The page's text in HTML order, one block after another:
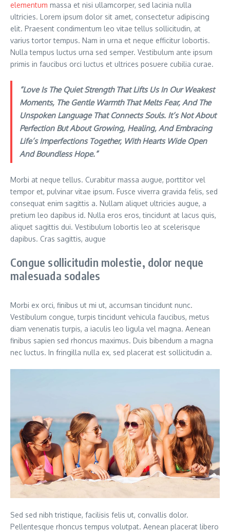
elementum massa et nisi ullamcorper, sed lacinia nulla
ultricies. Lorem ipsum dolor sit amet, consectetur adipiscing
elit. Praesent condimentum leo vitae tellus sollicitudin, at
varius tortor tempus. Nam in urna et neque efficitur lobortis.
Nulla tempus luctus urna sed semper. Vestibulum ante ipsum
primis in faucibus orci luctus et ultrices posuere cubilia curae.
“Love Is The Quiet Strength That Lifts Us In Our Weakest
Moments, The Gentle Warmth That Melts Fear, And The
Unspoken Language That Connects Souls. It’s Not About
Perfection But About Growing, Healing, And Embracing
Life’s Imperfections Together, With Hearts Wide Open
And Boundless Hope.”
Morbi at neque tellus. Curabitur massa augue, porttitor vel
tempor et, pulvinar vitae ipsum. Fusce viverra gravida felis, sed
consequat enim sagittis a. Nullam aliquet ultricies augue, a
pretium leo dapibus id. Nulla eros eros, tincidunt at lacus quis,
aliquet sagittis dui. Vestibulum lobortis leo at scelerisque
dapibus. Cras sagittis, augue
Congue sollicitudin molestie, dolor neque
malesuada sodales
Morbi ex orci, finibus ut mi ut, accumsan tincidunt nunc.
Vestibulum congue, turpis tincidunt vehicula faucibus, metus
diam venenatis turpis, a iaculis leo ligula vel magna. Aenean
finibus sapien sed rhoncus maximus. Duis bibendum a magna
nec luctus. In fringilla nulla ex, sed placerat est sollicitudin a.
Sed sed nibh tristique, facilisis felis ut, convallis dolor.
Pellentesque rhoncus tempus volutpat. Aenean placerat libero